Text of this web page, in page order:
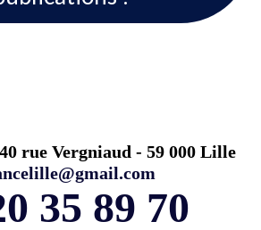
rue Vergniaud - 59 000 Lille
35 89 70